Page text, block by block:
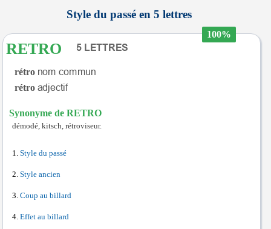
Style du passé en 5 lettres
100%
RETRO
rétro
rétro
Synonyme de RETRO
démodé, kitsch, rétroviseur.
Style du passé
Style ancien
Coup au billard
Effet au billard